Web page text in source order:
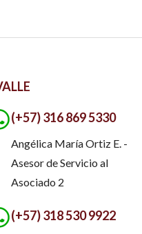
(+57) 316 869 5330
Angélica María Ortiz E. -
Asesor de Servicio al
Asociado 2
(+57) 318 530 9922